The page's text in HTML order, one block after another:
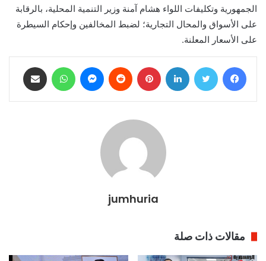
الجمهورية وتكليفات اللواء هشام آمنة وزير التنمية المحلية، بالرقابة
على الأسواق والمحال التجارية؛ لضبط المخالفين وإحكام السيطرة
على الأسعار المعلنة.
فيسبوك تويتر لينكدإن بينتيريست ماسنجر واتساب
jumhuria
مقالات ذات صلة